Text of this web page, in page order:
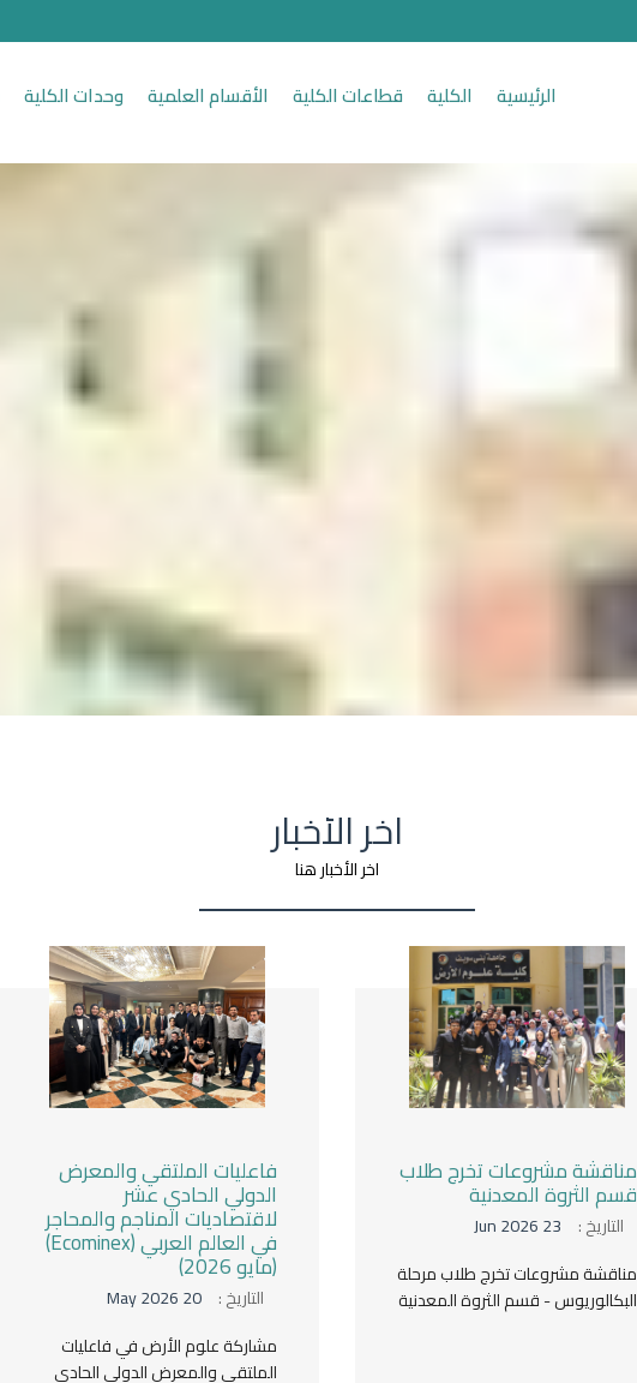
الرئيسية الكلية قطاعات الكلية الأقسام العلمية وحدات الكلية
اخر الأخبار
اخر الأخبار هنا
مناقشة مشروعات تخرج طلاب
قسم الثروة المعدنية
التاريخ :
23 Jun 2026
مناقشة مشروعات تخرج طلاب مرحلة
البكالوريوس - قسم الثروة المعدنية
فاعليات الملتقي والمعرض
الدولي الحادي عشر
لاقتصاديات المناجم والمحاجر
في العالم العربي (Ecominex)
(مايو 2026)
التاريخ : 20 May 2026
مشاركة علوم الأرض في فاعليات
الملتقي والمعرض الدولي الحادي